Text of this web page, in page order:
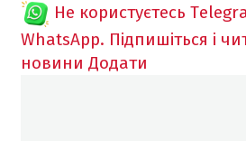
Не користуєтесь
WhatsApp. Підпишіться і
новини Додати